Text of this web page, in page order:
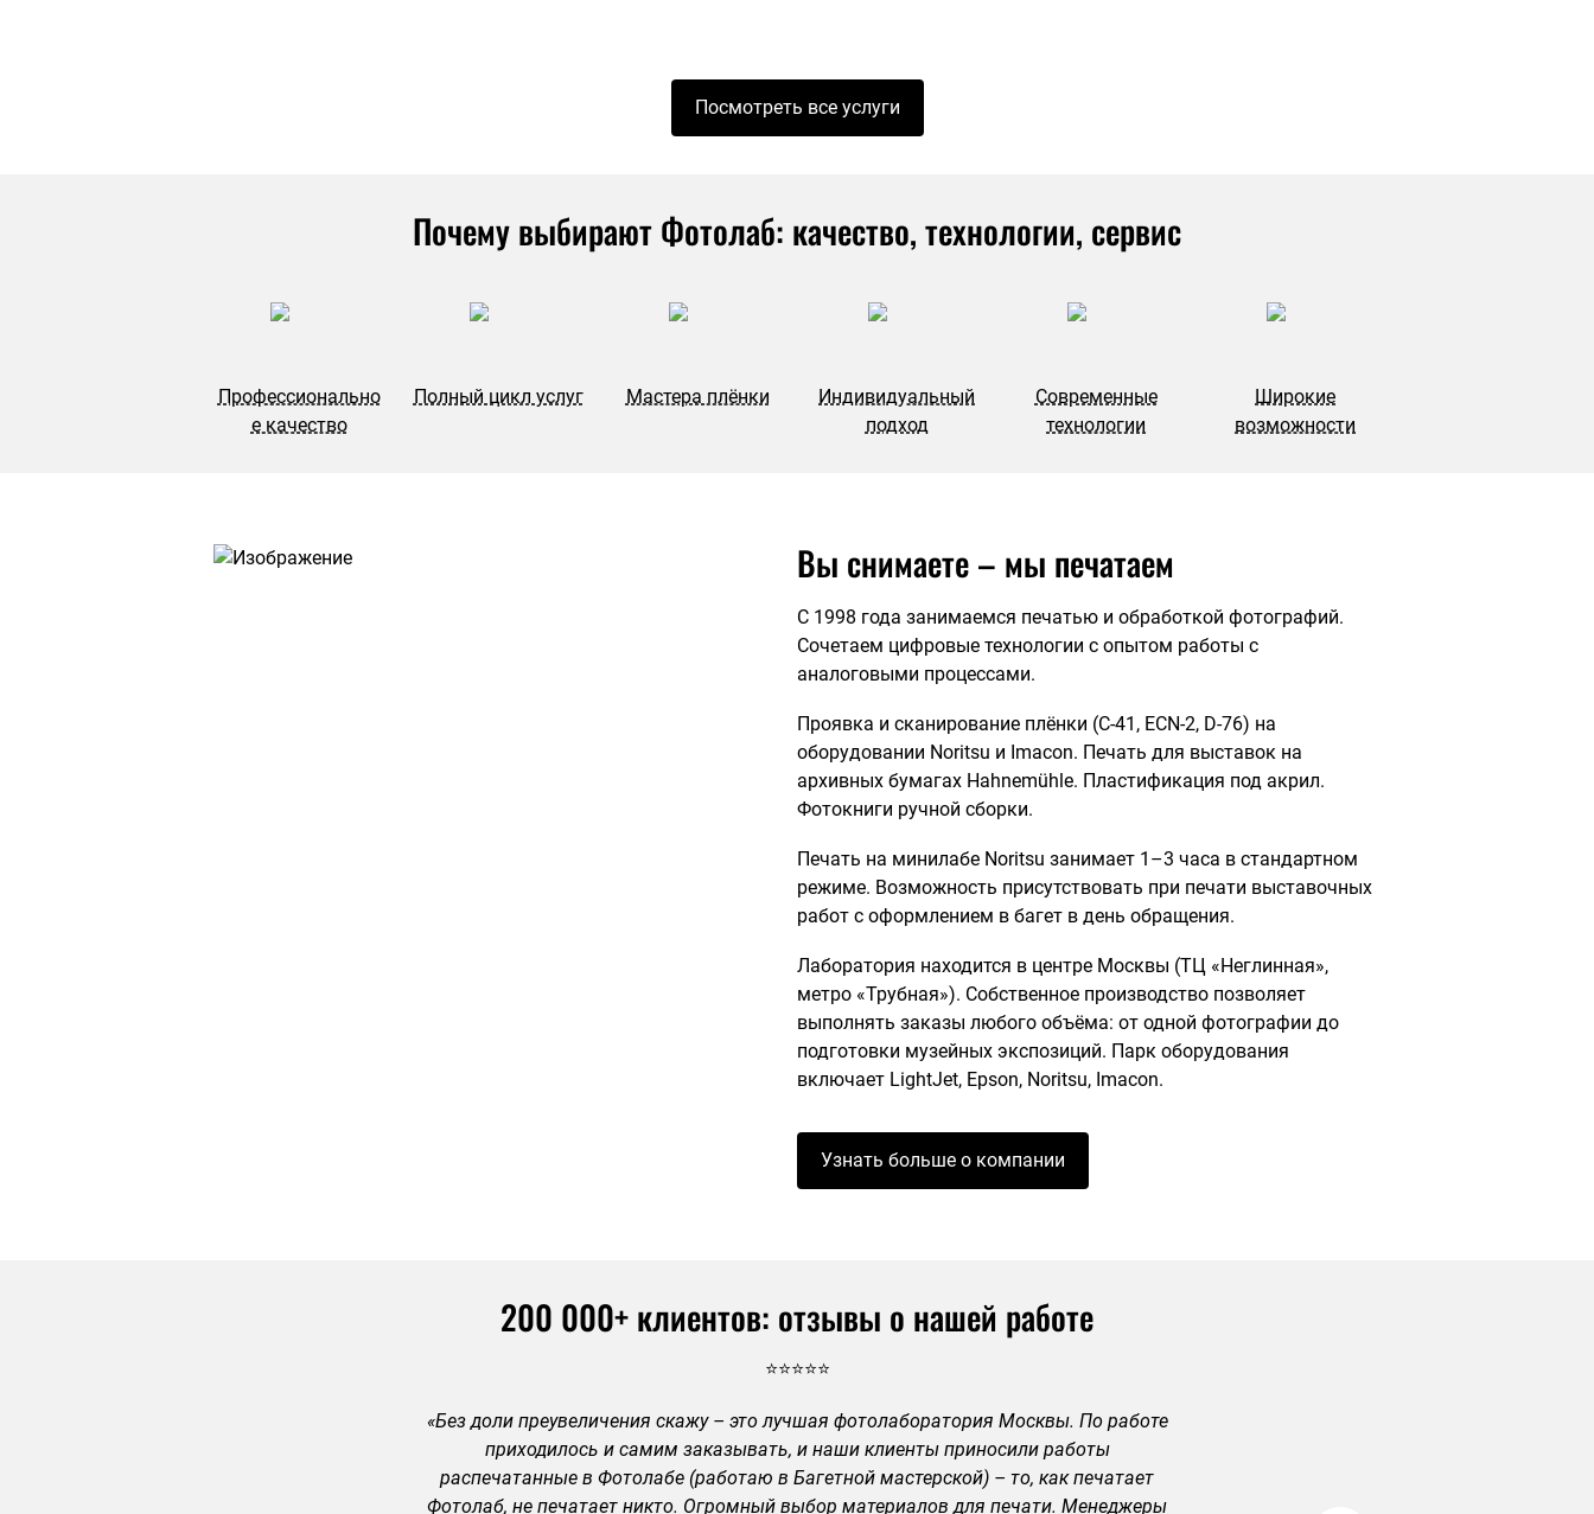
Посмотреть все услуги
Почему выбирают Фотолаб: качество, технологии, сервис
Профессионально
е качество
Полный цикл услуг Мастера плёнки
Индивидуальный
подход
Современные
технологии
Широкие
возможности
Вы снимаете – мы печатаем
С 1998 года занимаемся печатью и обработкой фотографий.
Сочетаем цифровые технологии с опытом работы с
аналоговыми процессами.
Проявка и сканирование плёнки (C-41, ECN-2, D-76) на
оборудовании Noritsu и Imacon. Печать для выставок на
архивных бумагах Hahnemühle. Пластификация под акрил.
Фотокниги ручной сборки.
Печать на минилабе Noritsu занимает 1–3 часа в стандартном
режиме. Возможность присутствовать при печати выставочных
работ с оформлением в багет в день обращения.
Лаборатория находится в центре Москвы (ТЦ «Неглинная»,
метро «Трубная»). Собственное производство позволяет
выполнять заказы любого объёма: от одной фотографии до
подготовки музейных экспозиций. Парк оборудования
включает LightJet, Epson, Noritsu, Imacon.
Узнать больше о компании
200 000+ клиентов: отзывы о нашей работе
⭐⭐⭐⭐⭐
«Без доли преувеличения скажу – это лучшая фотолаборатория Москвы. По работе
приходилось и самим заказывать, и наши клиенты приносили работы
распечатанные в Фотолабе (работаю в Багетной мастерской) – то, как печатает
Фотолаб, не печатает никто. Огромный выбор материалов для печати. Менеджеры